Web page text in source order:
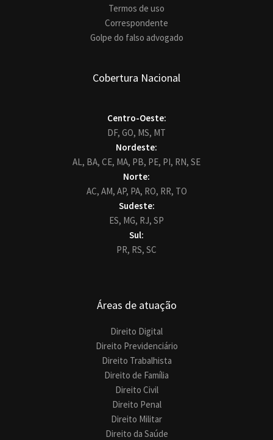
Termos de uso
Correspondente
Golpe do falso advogado
Cobertura Nacional
Centro-Oeste:
DF, GO, MS, MT
Nordeste:
AL, BA, CE, MA, PB, PE, PI, RN, SE
Norte:
AC, AM, AP, PA, RO, RR, TO
Sudeste:
ES, MG, RJ, SP
Sul:
PR, RS, SC
Áreas de atuação
Direito Digital
Direito Previdenciário
Direito Trabalhista
Direito de Família
Direito Civil
Direito Penal
Direito Militar
Direito da Saúde